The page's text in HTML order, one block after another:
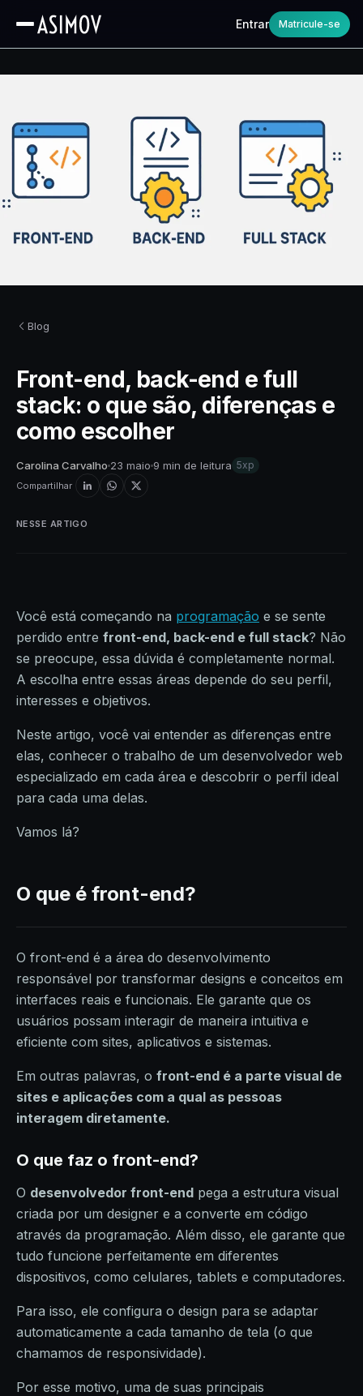
Entrar Matricule-se
Blog
Front-end, back-end e full
stack: o que são, diferenças e
como escolher
Carolina Carvalho 23 maio 9 min de leitura 5xp
Compartilhar
Você está começando na programação e se sente
perdido entre front-end, back-end e full stack? Não
se preocupe, essa dúvida é completamente normal.
A escolha entre essas áreas depende do seu perfil,
interesses e objetivos.
Neste artigo, você vai entender as diferenças entre
elas, conhecer o trabalho de um desenvolvedor web
especializado em cada área e descobrir o perfil ideal
para cada uma delas.
Vamos lá?
O que é front-end?
O front-end é a área do desenvolvimento
responsável por transformar designs e conceitos em
interfaces reais e funcionais. Ele garante que os
usuários possam interagir de maneira intuitiva e
eficiente com sites, aplicativos e sistemas.
Em outras palavras, o front-end é a parte visual de
sites e aplicações com a qual as pessoas
interagem diretamente.
O que faz o front-end?
O desenvolvedor front-end pega a estrutura visual
criada por um designer e a converte em código
através da programação. Além disso, ele garante que
tudo funcione perfeitamente em diferentes
dispositivos, como celulares, tablets e computadores.
Para isso, ele configura o design para se adaptar
automaticamente a cada tamanho de tela (o que
chamamos de responsividade).
Por esse motivo, uma de suas principais
NESSE ARTIGO